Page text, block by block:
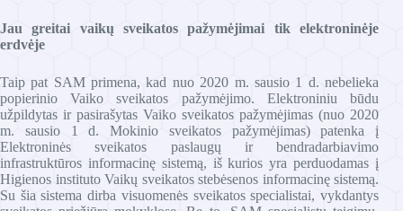
Jau greitai vaikų sveikatos pažymėjimai tik elektroninėje
erdvėje
Taip pat SAM primena, kad nuo 2020 m. sausio 1 d. nebelieka
popierinio Vaiko sveikatos pažymėjimo. Elektroniniu būdu
užpildytas ir pasirašytas Vaiko sveikatos pažymėjimas (nuo 2020
m. sausio 1 d. Mokinio sveikatos pažymėjimas) patenka į
Elektroninės sveikatos paslaugų ir bendradarbiavimo
infrastruktūros informacinę sistemą, iš kurios yra perduodamas į
Higienos instituto Vaikų sveikatos stebėsenos informacinę sistemą.
Su šia sistema dirba visuomenės sveikatos specialistai, vykdantys